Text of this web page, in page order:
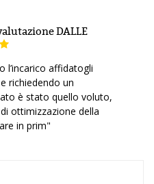
DALLE
l’incarico affidatogli
richiedendo un
è stato quello voluto,
ottimizzazione della
in prim"